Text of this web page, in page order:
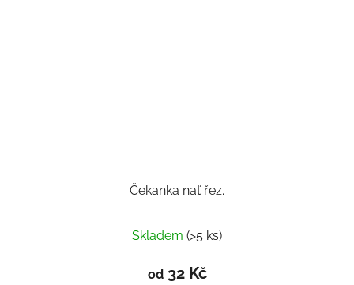
Čekanka nať řez.
Skladem (>5 ks)
od32 Kč